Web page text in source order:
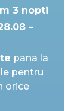
3 nopti
–
pana la
pentru
orice